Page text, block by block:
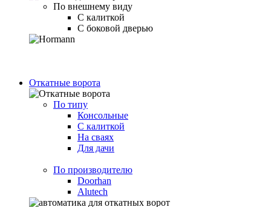
По внешнему виду
С калиткой
С боковой дверью
Откатные ворота
По типу
Консольные
С калиткой
На сваях
Для дачи
По производителю
Doorhan
Alutech